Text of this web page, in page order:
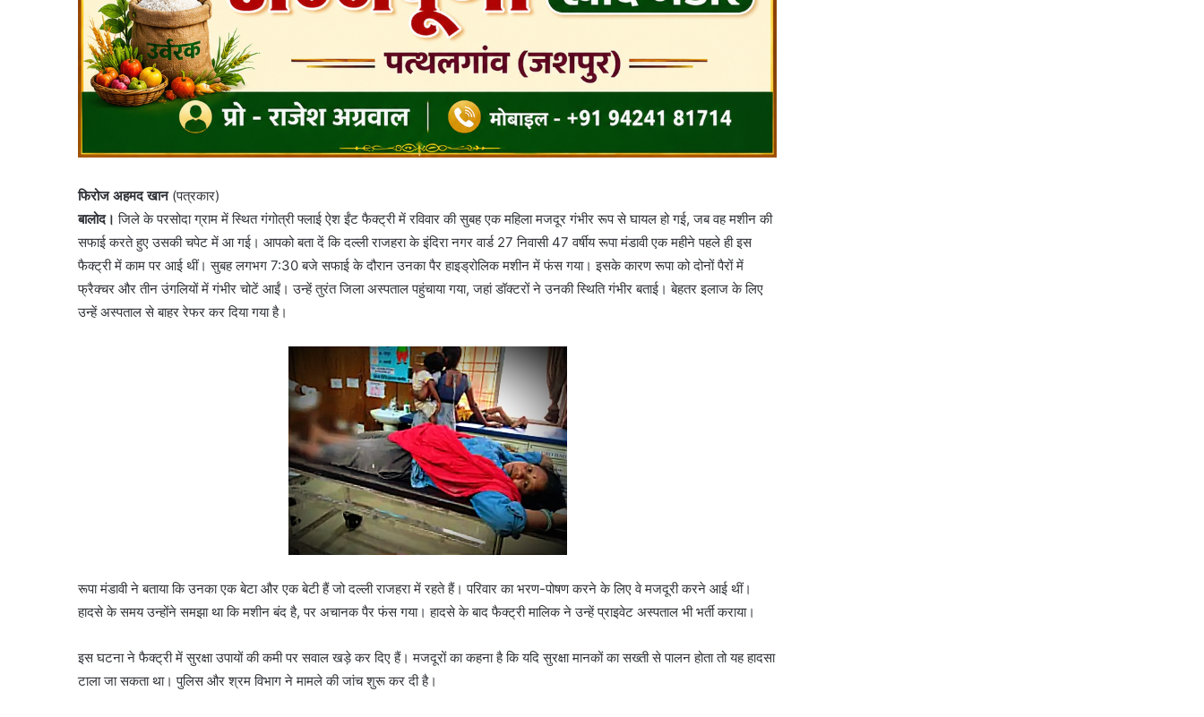
फिरोज अहमद खान(पत्रकार)
बालोद। जिले के परसोदा ग्राम में स्थित गंगोत्री फ्लाई ऐश ईंट फैक्ट्री में रविवार की सुबह एक महिला मजदूर गंभीर रूप से घायल हो गई, जब वह मशीन की
सफाई करते हुए उसकी चपेट में आ गई। आपको बता दें कि दल्ली राजहरा के इंदिरा नगर वार्ड 27 निवासी 47 वर्षीय रूपा मंडावी एक महीने पहले ही इस
फैक्ट्री में काम पर आई थीं। सुबह लगभग 7:30 बजे सफाई के दौरान उनका पैर हाइड्रोलिक मशीन में फंस गया। इसके कारण रूपा को दोनों पैरों में
फ्रैक्चर और तीन उंगलियों में गंभीर चोटें आईं। उन्हें तुरंत जिला अस्पताल पहुंचाया गया, जहां डॉक्टरों ने उनकी स्थिति गंभीर बताई। बेहतर इलाज के लिए
उन्हें अस्पताल से बाहर रेफर कर दिया गया है।
रूपा मंडावी ने बताया कि उनका एक बेटा और एक बेटी हैं जो दल्ली राजहरा में रहते हैं। परिवार का भरण-पोषण करने के लिए वे मजदूरी करने आई थीं।
हादसे के समय उन्होंने समझा था कि मशीन बंद है, पर अचानक पैर फंस गया। हादसे के बाद फैक्ट्री मालिक ने उन्हें प्राइवेट अस्पताल भी भर्ती कराया।
इस घटना ने फैक्ट्री में सुरक्षा उपायों की कमी पर सवाल खड़े कर दिए हैं। मजदूरों का कहना है कि यदि सुरक्षा मानकों का सख्ती से पालन होता तो यह हादसा
टाला जा सकता था। पुलिस और श्रम विभाग ने मामले की जांच शुरू कर दी है।